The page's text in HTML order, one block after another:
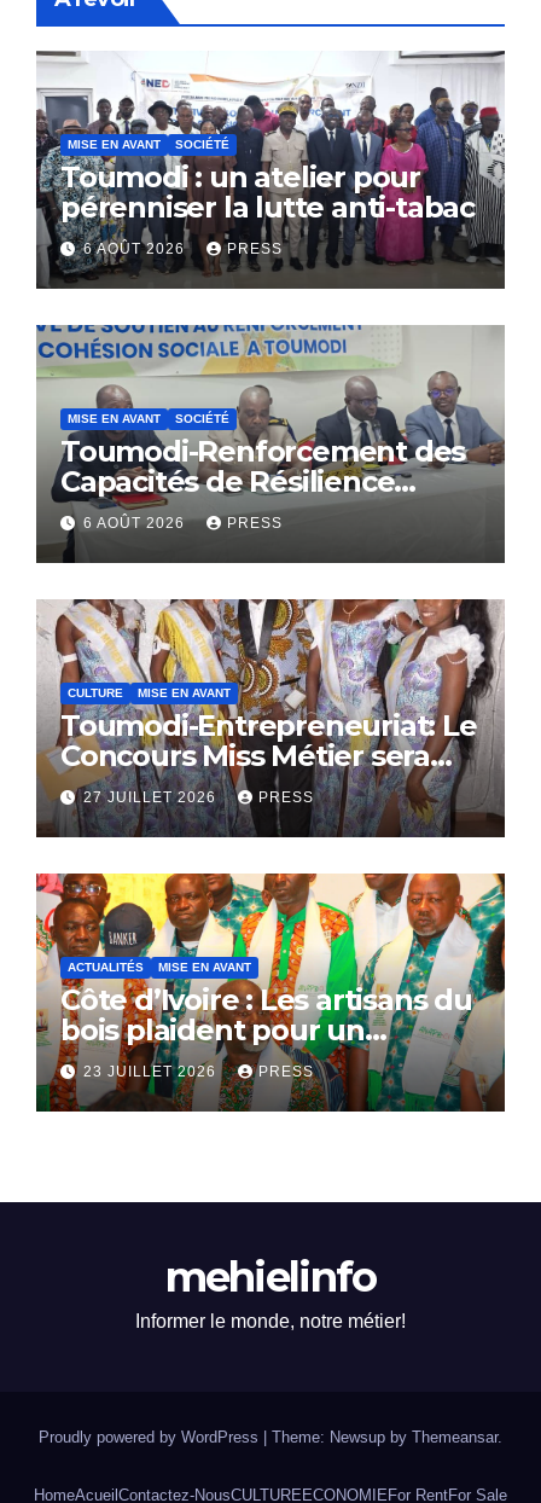
MISE EN AVANT SOCIÉTÉ
Toumodi : un atelier pour
pérenniser la lutte anti-tabac
6 AOÛT 2026 PRESS
MISE EN AVANT SOCIÉTÉ
Toumodi-Renforcement des
Capacités de Résilience
Communautaire
6 AOÛT 2026 PRESS
CULTURE MISE EN AVANT
Toumodi-Entrepreneuriat: Le
Concours Miss Métier sera
bientôt lance.
27 JUILLET 2026 PRESS
ACTUALITÉS MISE EN AVANT
Côte d’Ivoire : Les artisans du
bois plaident pour un
dialogue national
23 JUILLET 2026 PRESS
mehielinfo
Informer le monde, notre métier!
Proudly powered by WordPress Theme: Newsup by Themeansar.
HomeAcueil Contactez-NousCULTURE ECONOMIE For RentFor Sale